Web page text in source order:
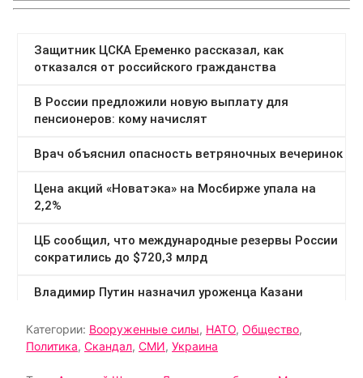
Категории: Вооруженные силы, НАТО, Общество,
Политика, Скандал, СМИ, Украина